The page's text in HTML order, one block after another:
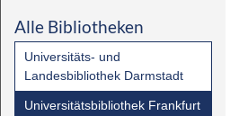
Alle Bibliotheken
Universitäts- und
Landesbibliothek Darmstadt
Universitätsbibliothek Frankfurt